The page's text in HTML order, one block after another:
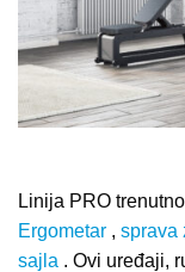
Linija PRO
Ergometar , sprava
sajla . Ovi uređaji,